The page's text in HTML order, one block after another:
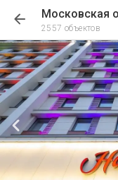
Московская
2557 объектов